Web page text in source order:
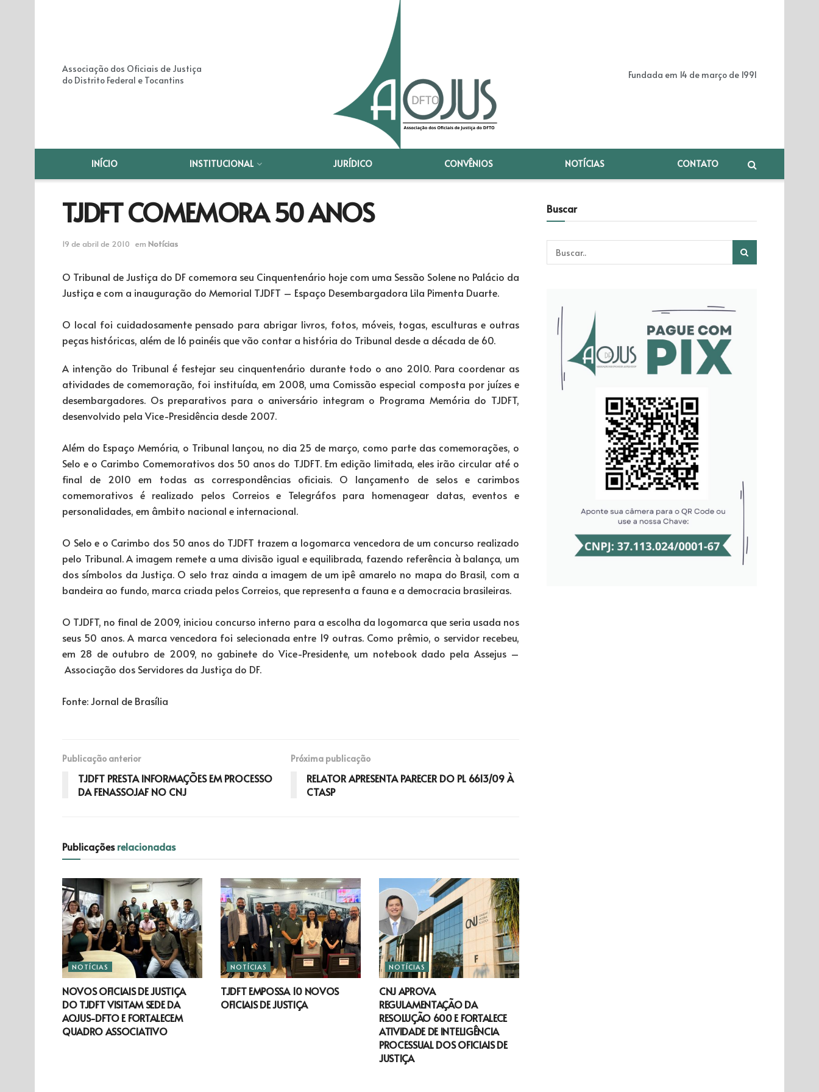
Associação dos Oficiais de Justiça
do Distrito Federal e Tocantins
Fundada em 14 de março de 1991
INÍCIO INSTITUCIONAL JURÍDICO CONVÊNIOS NOTÍCIAS CONTATO
TJDFT COMEMORA 50 ANOS
19 de abril de 2010 em Notícias
O Tribunal de Justiça do DF comemora seu Cinquentenário hoje com uma Sessão Solene no Palácio da
Justiça e com a inauguração do Memorial TJDFT – Espaço Desembargadora Lila Pimenta Duarte.
O local foi cuidadosamente pensado para abrigar livros, fotos, móveis, togas, esculturas e outras
peças históricas, além de 16 painéis que vão contar a história do Tribunal desde a década de 60.
A intenção do Tribunal é festejar seu cinquentenário durante todo o ano 2010. Para coordenar as
atividades de comemoração, foi instituída, em 2008, uma Comissão especial composta por juízes e
desembargadores. Os preparativos para o aniversário integram o Programa Memória do TJDFT,
desenvolvido pela Vice-Presidência desde 2007.
Além do Espaço Memória, o Tribunal lançou, no dia 25 de março, como parte das comemorações, o
Selo e o Carimbo Comemorativos dos 50 anos do TJDFT. Em edição limitada, eles irão circular até o
final de 2010 em todas as correspondências oficiais. O lançamento de selos e carimbos
comemorativos é realizado pelos Correios e Telegráfos para homenagear datas, eventos e
personalidades, em âmbito nacional e internacional.
O Selo e o Carimbo dos 50 anos do TJDFT trazem a logomarca vencedora de um concurso realizado
pelo Tribunal. A imagem remete a uma divisão igual e equilibrada, fazendo referência à balança, um
dos símbolos da Justiça. O selo traz ainda a imagem de um ipê amarelo no mapa do Brasil, com a
bandeira ao fundo, marca criada pelos Correios, que representa a fauna e a democracia brasileiras.
O TJDFT, no final de 2009, iniciou concurso interno para a escolha da logomarca que seria usada nos
seus 50 anos. A marca vencedora foi selecionada entre 19 outras. Como prêmio, o servidor recebeu,
em 28 de outubro de 2009, no gabinete do Vice-Presidente, um notebook dado pela Assejus –
Associação dos Servidores da Justiça do DF.
Fonte: Jornal de Brasília
Publicação anterior
TJDFT PRESTA INFORMAÇÕES EM PROCESSO
DA FENASSOJAF NO CNJ
Próxima publicação
RELATOR APRESENTA PARECER DO PL 6613/09 À
CTASP
Publicaçõesrelacionadas
NOTÍCIAS
NOVOS OFICIAIS DE JUSTIÇA
DO TJDFT VISITAM SEDE DA
AOJUS-DFTO E FORTALECEM
QUADRO ASSOCIATIVO
NOTÍCIAS
TJDFT EMPOSSA 10 NOVOS
OFICIAIS DE JUSTIÇA
NOTÍCIAS
CNJ APROVA
REGULAMENTAÇÃO DA
RESOLUÇÃO 600 E FORTALECE
ATIVIDADE DE INTELIGÊNCIA
PROCESSUAL DOS OFICIAIS DE
JUSTIÇA
Buscar